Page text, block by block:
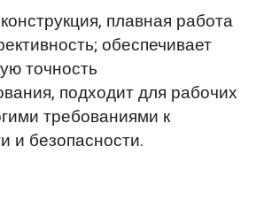
плавная работа
обеспечивает
точность
подходит для рабочих
требованиями к
и безопасности.